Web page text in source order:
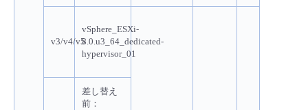
v3/v4/v5
vSphere_ESXi-
8.0.u3_64_dedicated-
hypervisor_01
差し替え
前：